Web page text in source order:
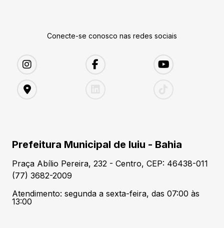
Conecte-se conosco nas redes sociais
Prefeitura Municipal de Iuiu - Bahia
Praça Abílio Pereira, 232 - Centro, CEP: 46438-011
(77) 3682-2009
Atendimento: segunda a sexta-feira, das 07:00 às
13:00